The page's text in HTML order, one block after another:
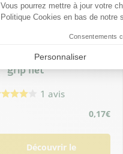
Agrafes brise-vue
grip net
0,17€
1 avis
Découvrir le
Vous pourrez mettre à jour votre
Politique Cookies en bas de notre
Consentements
Personnaliser